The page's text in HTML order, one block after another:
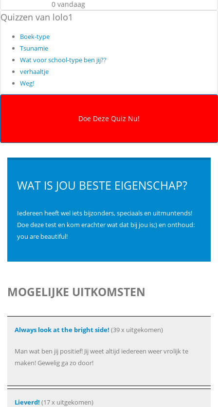
0 vandaag
Quizzen van lolo1
Boek-type
Tsunamie
Wat voor school-type ben jij??
verhaaltje
Weg!
WAT IS JOU BESTE EIGENSCHAP?
Iedereen heeft wel iets bijzonders, speciaals en uitmuntends!
Doe deze test en kom erachter wat dat bij jou is;) en onthoud:
you are beautiful!
MOGELIJKE UITKOMSTEN
Always look at the bright side! (39 x uitgekomen)
Man wat ben jij positief! Jij weet altijd iedereen weer vrolijk te
maken! Gewelig ga zo door!
Lieverd! (17 x uitgekomen)